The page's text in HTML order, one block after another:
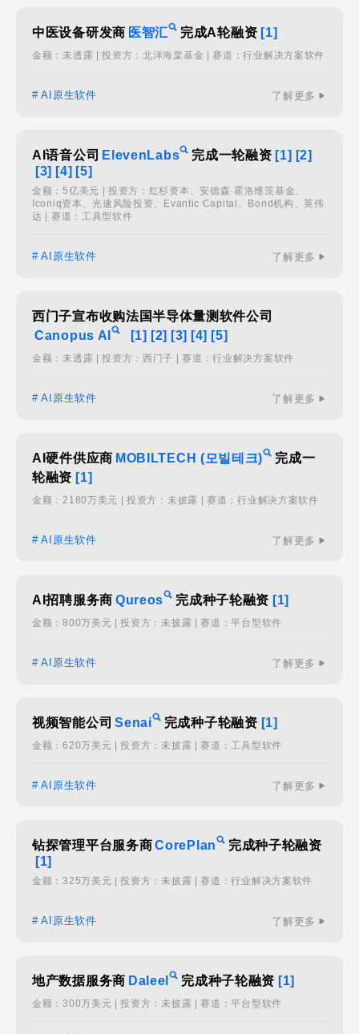
中医设备研发商 医智汇 完成A轮融资 [1]
金额：未透露 | 投资方：北洋海棠基金 | 赛道：行业解决方案软件
# AI原生软件 了解更多
AI语音公司 ElevenLabs 完成一轮融资 [1] [2]
[3] [4] [5]
金额：5亿美元 | 投资方：红杉资本、安德森·霍洛维茨基金、
Iconiq资本、光速风险投资、Evantic Capital、Bond机构、英伟
达 | 赛道：工具型软件
# AI原生软件 了解更多
西门子宣布收购法国半导体量测软件公司
Canopus AI
[1] [2] [3] [4] [5]
金额：未透露 | 投资方：西门子 | 赛道：行业解决方案软件
# AI原生软件 了解更多
AI硬件供应商 MOBILTECH (모빌테크)
完成一
轮融资 [1]
金额：2180万美元 | 投资方：未披露 | 赛道：行业解决方案软件
# AI原生软件 了解更多
AI招聘服务商 Qureos 完成种子轮融资 [1]
金额：800万美元 | 投资方：未披露 | 赛道：平台型软件
# AI原生软件 了解更多
视频智能公司 Senai 完成种子轮融资 [1]
金额：620万美元 | 投资方：未披露 | 赛道：工具型软件
# AI原生软件 了解更多
钻探管理平台服务商CorePlan
完成种子轮融资
[1]
金额：325万美元 | 投资方：未披露 | 赛道：行业解决方案软件
# AI原生软件 了解更多
地产数据服务商 Daleel 完成种子轮融资 [1]
金额：300万美元 | 投资方：未披露 | 赛道：平台型软件